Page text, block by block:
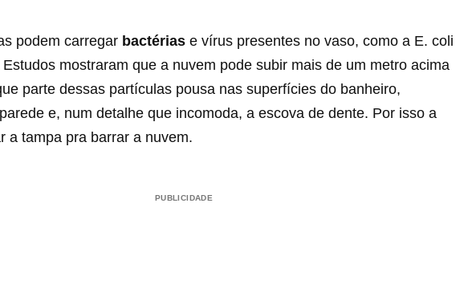
podem carregar bactérias e vírus presentes no vaso, como a E. coli
mostraram que a nuvem pode subir mais de um metro acima
parte dessas partículas pousa nas superfícies do banheiro,
e, num detalhe que incomoda, a escova de dente. Por isso a
a tampa pra barrar a nuvem.
PUBLICIDADE